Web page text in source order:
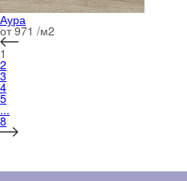
Аура
от 971 /м2
1
2
3
4
5
...
8